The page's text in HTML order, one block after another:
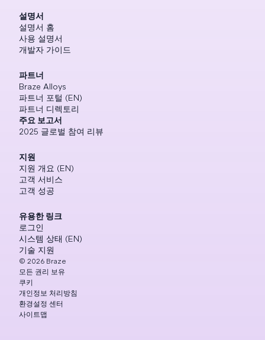
설명서
설명서 홈
사용 설명서
개발자 가이드
파트너
Braze Alloys
파트너 포털 (EN)
파트너 디렉토리
주요 보고서
2025 글로벌 참여 리뷰
지원
지원 개요 (EN)
고객 서비스
고객 성공
유용한 링크
로그인
시스템 상태 (EN)
기술 지원
© 2026 Braze
모든 권리 보유
쿠키
개인정보 처리방침
환경설정 센터
사이트맵